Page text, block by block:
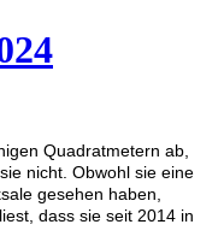
Quadratmetern ab,
nicht. Obwohl sie eine
gesehen haben,
dass sie seit 2014 in